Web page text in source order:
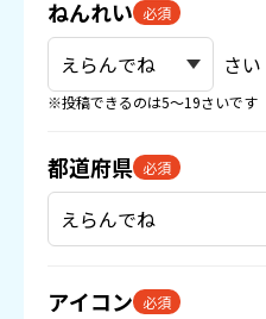
ねんれい 必須
さい
※投稿できるのは5〜19さいです
都道府県 必須
アイコン 必須